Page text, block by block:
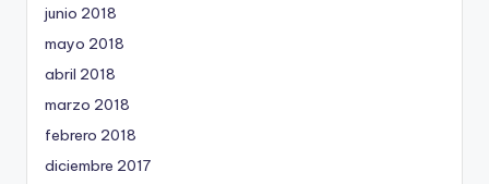
junio 2018
mayo 2018
abril 2018
marzo 2018
febrero 2018
diciembre 2017